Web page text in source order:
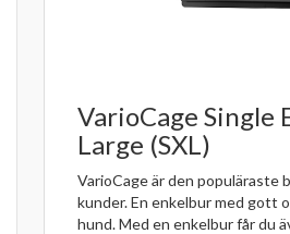
VarioCage Single
Large (SXL)
VarioCage är den populäraste
kunder. En enkelbur med gott
hund. Med en enkelbur får du